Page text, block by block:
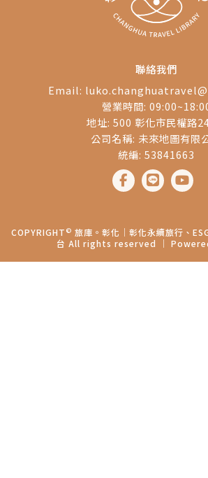
聯絡我們
Email:
營業時間:
地址: 500 彰化市民權路
公司名稱: 未來地圖有限
統編: 53841663
COPYRIGHT © 旅庫。彰化│彰化永續旅行、
台 All rights reserved ｜